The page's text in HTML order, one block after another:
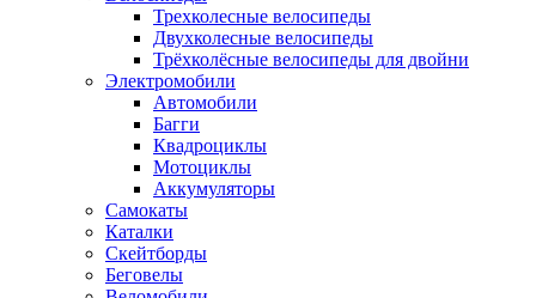
Трехколесные велосипеды
Двухколесные велосипеды
Трёхколёсные велосипеды для двойни
Электромобили
Автомобили
Багги
Квадроциклы
Мотоциклы
Аккумуляторы
Самокаты
Каталки
Скейтборды
Беговелы